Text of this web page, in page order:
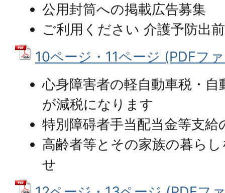
公用封筒への掲載広告募集
ご利用ください 介護予防出
10ページ・11ページ (PDFフ
心身障害者の軽自動車税・
が減税になります
特別障碍者手当配当金等支給
高齢者等とその家族の暮ら
せ